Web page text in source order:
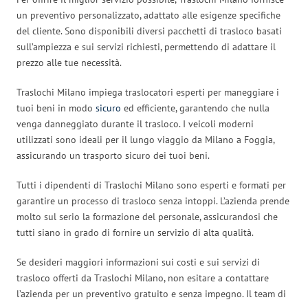
un preventivo personalizzato, adattato alle esigenze specifiche
del cliente. Sono disponibili diversi pacchetti di trasloco basati
sull’ampiezza e sui servizi richiesti, permettendo di adattare il
prezzo alle tue necessità.
Traslochi Milano impiega traslocatori esperti per maneggiare i
tuoi beni in modo sicuro ed efficiente, garantendo che nulla
venga danneggiato durante il trasloco. I veicoli moderni
utilizzati sono ideali per il lungo viaggio da Milano a Foggia,
assicurando un trasporto sicuro dei tuoi beni.
Tutti i dipendenti di Traslochi Milano sono esperti e formati per
garantire un processo di trasloco senza intoppi. L’azienda prende
molto sul serio la formazione del personale, assicurandosi che
tutti siano in grado di fornire un servizio di alta qualità.
Se desideri maggiori informazioni sui costi e sui servizi di
trasloco offerti da Traslochi Milano, non esitare a contattare
l’azienda per un preventivo gratuito e senza impegno. Il team di